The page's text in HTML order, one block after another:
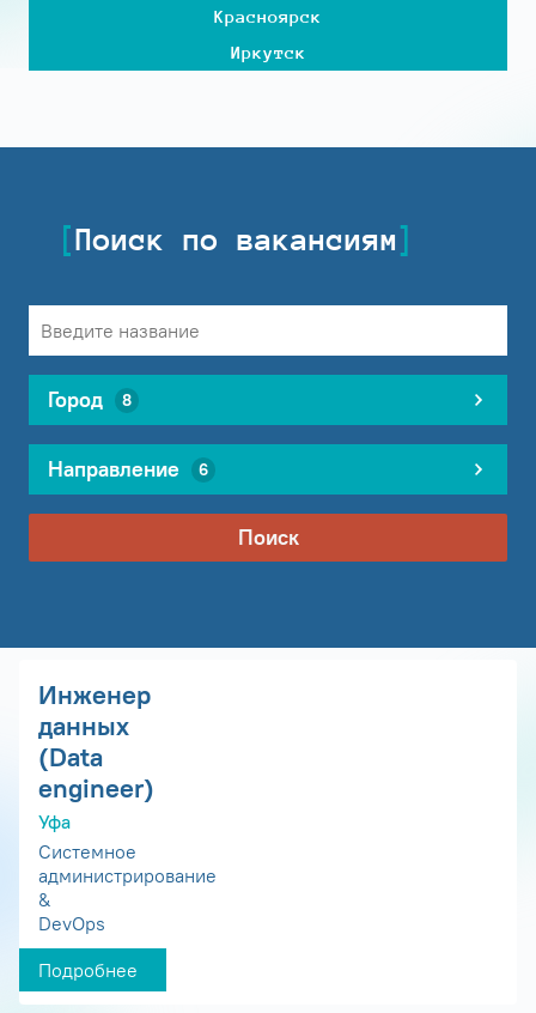
Красноярск
Иркутск
Поиск по вакансиям
Город 8
Направление 6
Поиск
Инженер
данных
(Data
engineer)
Уфа
Системное
администрирование
&
DevOps
Подробнее